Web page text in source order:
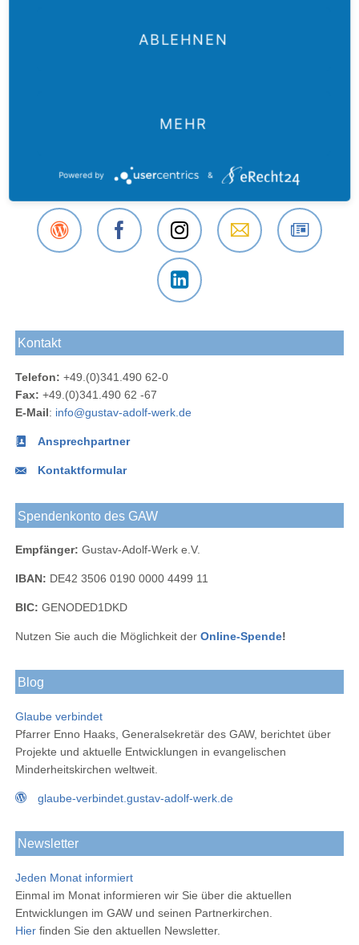
Blog
bei
Das
Gustav-
Adolf-
bei
Werk
Adolf-
Kontakt
Telefon: +49.(0)341.490 62-0
Fax: +49.(0)341.490 62 -67
E-Mail: info@gustav-adolf-werk.de
Ansprechpartner
Kontaktformular
Spendenkonto des GAW
Empfänger: Gustav-Adolf-Werk e.V.
IBAN: DE42 3506 0190 0000 4499 11
BIC: GENODED1DKD
Nutzen Sie auch die Möglichkeit der Online-Spende!
Blog
Glaube verbindet
Pfarrer Enno Haaks, Generalsekretär des GAW, berichtet über
Projekte und aktuelle Entwicklungen in evangelischen
Minderheitskirchen weltweit.
glaube-verbindet.gustav-adolf-werk.de
Newsletter
Jeden Monat informiert
Einmal im Monat informieren wir Sie über die aktuellen
Entwicklungen im GAW und seinen Partnerkirchen.
Hierfinden Sie den aktuellen Newsletter.
ABLEHNEN
MEHR
Powered by &